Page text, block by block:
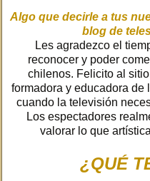
Algo que decirle a tus
blog de
Les agradezco el
reconocer y poder
chilenos. Felicito al
formadora y educadora de
cuando la televisión
Los espectadores
valorar lo que
¿QUÉ